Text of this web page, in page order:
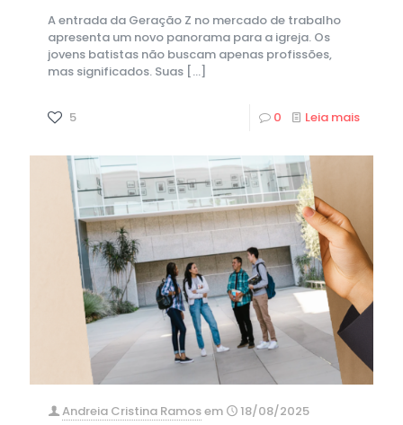
A entrada da Geração Z no mercado de trabalho
apresenta um novo panorama para a igreja. Os
jovens batistas não buscam apenas profissões,
mas significados. Suas […]
5 0 Leia mais
Andreia Cristina Ramosem 18/08/2025